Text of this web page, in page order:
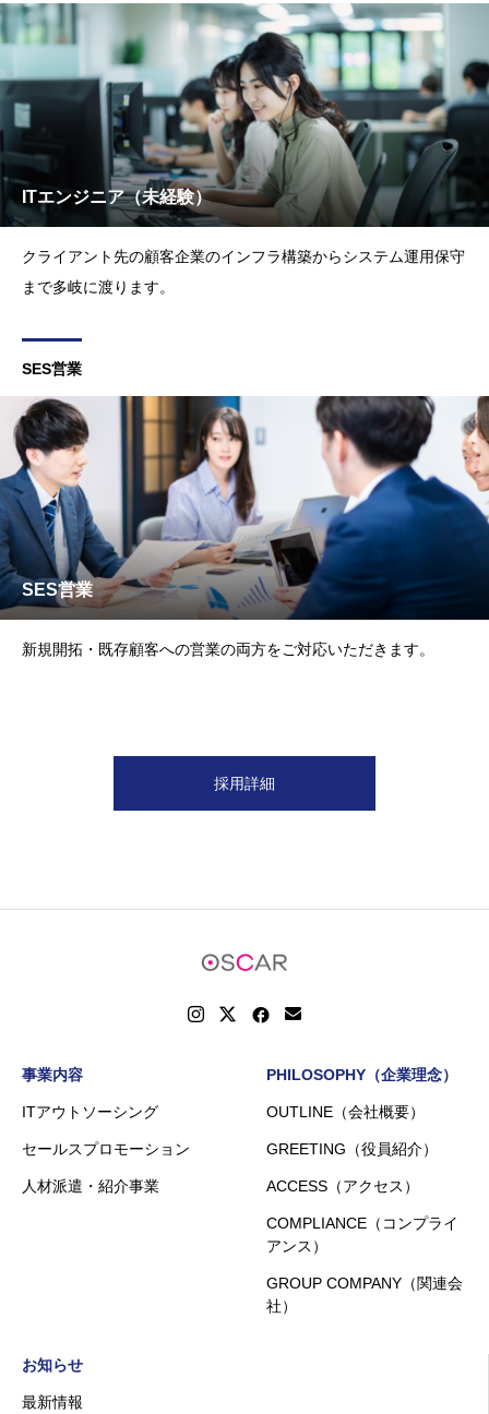
ITエンジニア（未経験）
クライアント先の顧客企業のインフラ構築からシステム運用保守
まで多岐に渡ります。
SES営業
SES営業
新規開拓・既存顧客への営業の両方をご対応いただきます。
採用詳細
事業内容
ITアウトソーシング
セールスプロモーション
人材派遣・紹介事業
PHILOSOPHY（企業理念）
OUTLINE（会社概要）
GREETING（役員紹介）
ACCESS（アクセス）
COMPLIANCE（コンプライ
アンス）
GROUP COMPANY（関連会
社）
お知らせ
最新情報